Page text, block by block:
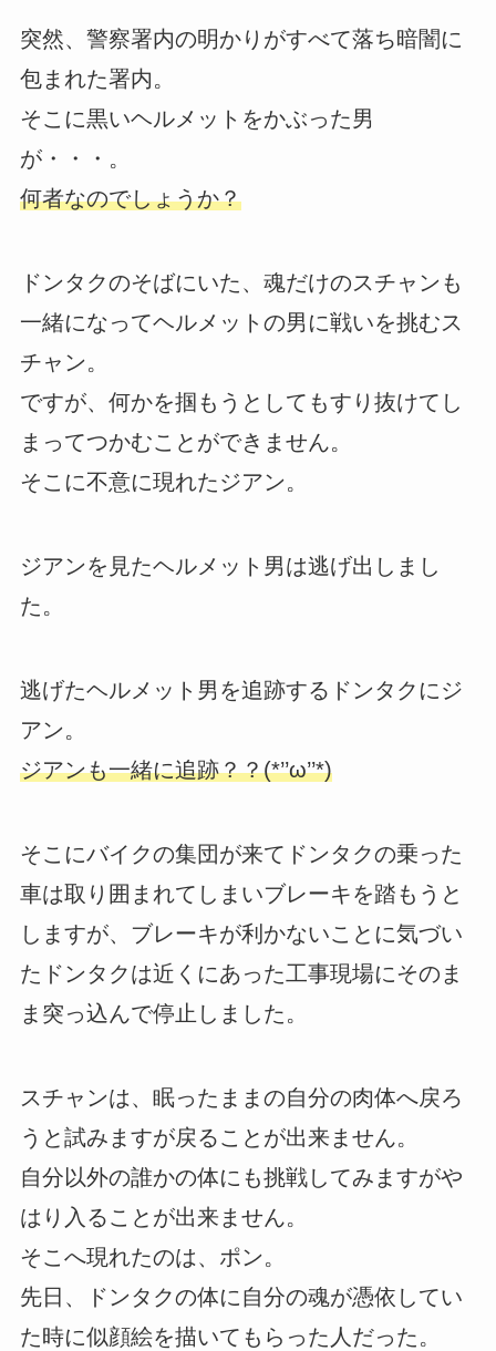
突然、警察署内の明かりがすべて落ち暗闇に
包まれた署内。
そこに黒いヘルメットをかぶった男
が・・・。
何者なのでしょうか？
ドンタクのそばにいた、魂だけのスチャンも
一緒になってヘルメットの男に戦いを挑むス
チャン。
ですが、何かを掴もうとしてもすり抜けてし
まってつかむことができません。
そこに不意に現れたジアン。
ジアンを見たヘルメット男は逃げ出しまし
た。
逃げたヘルメット男を追跡するドンタクにジ
アン。
ジアンも一緒に追跡？？(*’’ω’’*)
そこにバイクの集団が来てドンタクの乗った
車は取り囲まれてしまいブレーキを踏もうと
しますが、ブレーキが利かないことに気づい
たドンタクは近くにあった工事現場にそのま
ま突っ込んで停止しました。
スチャンは、眠ったままの自分の肉体へ戻ろ
うと試みますが戻ることが出来ません。
自分以外の誰かの体にも挑戦してみますがや
はり入ることが出来ません。
そこへ現れたのは、ポン。
先日、ドンタクの体に自分の魂が憑依してい
た時に似顔絵を描いてもらった人だった。